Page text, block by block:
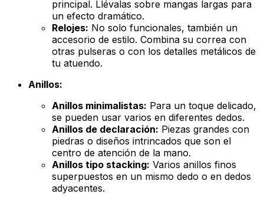
principal. Llévalas sobre mangas largas para
un efecto dramático.
Relojes: No solo funcionales, también un
accesorio de estilo. Combina su correa con
otras pulseras o con los detalles metálicos de
tu atuendo.
Anillos:
Anillos minimalistas: Para un toque delicado,
se pueden usar varios en diferentes dedos.
Anillos de declaración: Piezas grandes con
piedras o diseños intrincados que son el
centro de atención de la mano.
Anillos tipo stacking: Varios anillos finos
superpuestos en un mismo dedo o en dedos
adyacentes.